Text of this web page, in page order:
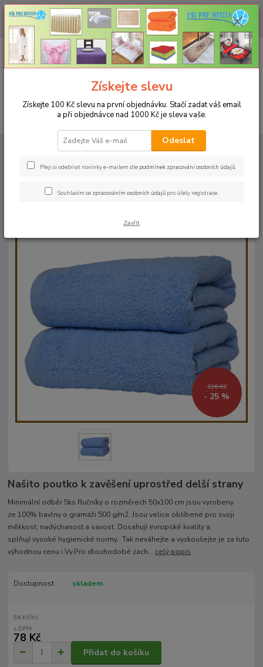
CHCETE NAKOUPIT VĚTŠÍ MNOŽSTVÍ NAŠICH PRODUKTŮ ZA LEPŠÍ
CENU? Klikněte ZDE
CZK
+420 773 794 023
Pondělí-pátek 9-16 hodin
0ks
za0 Kč
RUČNÍKY A OSUŠKY
Ručníky 50x100cm bez bordury - 500g/m²
Ručník 50x100cm - nebeská-17 -
500g/m2
126 Kč
- 25 %
Našito poutko k zavěšení uprostřed delší strany
Minimální odběr 5ks Ručníky o rozměrech 50x100 cm jsou vyrobeny
ze 100% bavlny o gramáži 500 g/m2. Jsou velice oblíbené pro svoji
měkkost, nadýchanost a savost. Dosahují evropské kvality a
splňují vysoké hygienické normy. Tak neváhejte a vyzkoušejte je za tuto
výhodnou cenu i Vy.Pro dlouhodobé zach... celý popis
Dostupnost skladem
94 Kč/ks
78 Kč
Přidat do košíku
Získejte slevu
Získejte 100 Kč slevu na první objednávku. Stačí zadat váš email
a při objednávce nad 1000 Kč je sleva vaše.
Odeslat
Přeji si odebírat novinky e-mailem dle podmínek zpracování osobních údajů.
Souhlasím se zpracováním osobních údajů pro účely registrace.
Zavřít